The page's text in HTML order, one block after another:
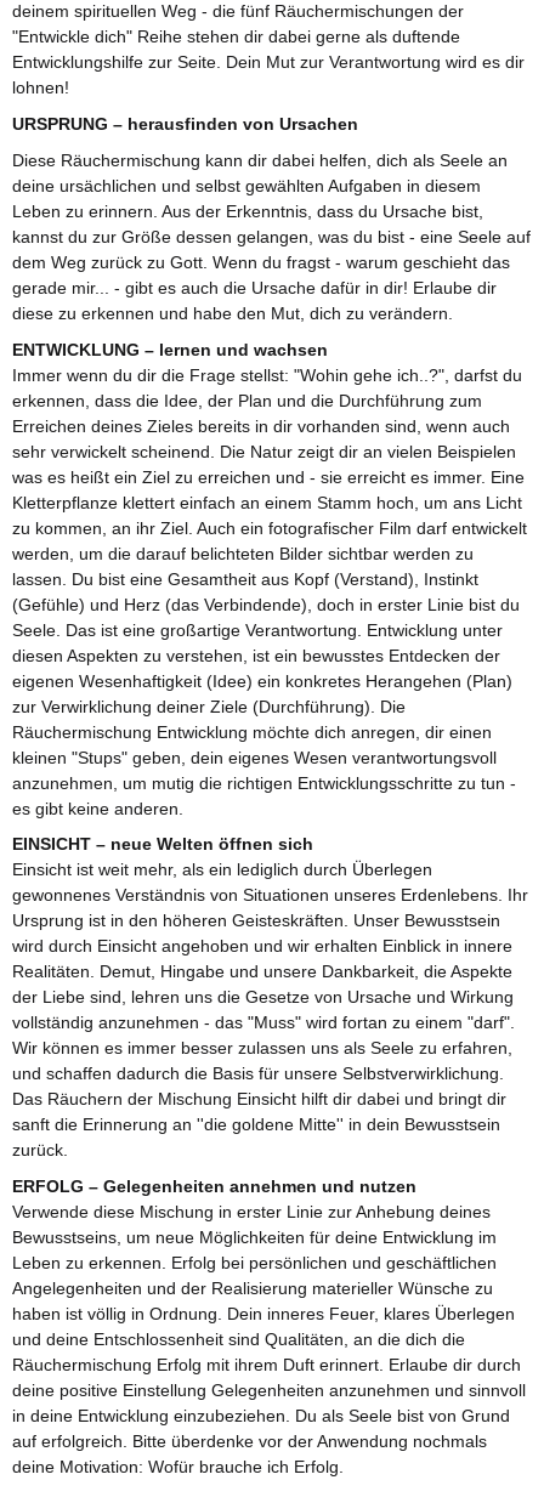
deinem spirituellen Weg - die fünf Räuchermischungen der
"Entwickle dich" Reihe stehen dir dabei gerne als duftende
Entwicklungshilfe zur Seite. Dein Mut zur Verantwortung wird es dir
lohnen!
URSPRUNG – herausfinden von Ursachen
Diese Räuchermischung kann dir dabei helfen, dich als Seele an
deine ursächlichen und selbst gewählten Aufgaben in diesem
Leben zu erinnern. Aus der Erkenntnis, dass du Ursache bist,
kannst du zur Größe dessen gelangen, was du bist - eine Seele auf
dem Weg zurück zu Gott. Wenn du fragst - warum geschieht das
gerade mir... - gibt es auch die Ursache dafür in dir! Erlaube dir
diese zu erkennen und habe den Mut, dich zu verändern.
ENTWICKLUNG – lernen und wachsen
Immer wenn du dir die Frage stellst: "Wohin gehe ich..?", darfst du
erkennen, dass die Idee, der Plan und die Durchführung zum
Erreichen deines Zieles bereits in dir vorhanden sind, wenn auch
sehr verwickelt scheinend. Die Natur zeigt dir an vielen Beispielen
was es heißt ein Ziel zu erreichen und - sie erreicht es immer. Eine
Kletterpflanze klettert einfach an einem Stamm hoch, um ans Licht
zu kommen, an ihr Ziel. Auch ein fotografischer Film darf entwickelt
werden, um die darauf belichteten Bilder sichtbar werden zu
lassen. Du bist eine Gesamtheit aus Kopf (Verstand), Instinkt
(Gefühle) und Herz (das Verbindende), doch in erster Linie bist du
Seele. Das ist eine großartige Verantwortung. Entwicklung unter
diesen Aspekten zu verstehen, ist ein bewusstes Entdecken der
eigenen Wesenhaftigkeit (Idee) ein konkretes Herangehen (Plan)
zur Verwirklichung deiner Ziele (Durchführung). Die
Räuchermischung Entwicklung möchte dich anregen, dir einen
kleinen "Stups" geben, dein eigenes Wesen verantwortungsvoll
anzunehmen, um mutig die richtigen Entwicklungsschritte zu tun -
es gibt keine anderen.
EINSICHT – neue Welten öffnen sich
Einsicht ist weit mehr, als ein lediglich durch Überlegen
gewonnenes Verständnis von Situationen unseres Erdenlebens. Ihr
Ursprung ist in den höheren Geisteskräften. Unser Bewusstsein
wird durch Einsicht angehoben und wir erhalten Einblick in innere
Realitäten. Demut, Hingabe und unsere Dankbarkeit, die Aspekte
der Liebe sind, lehren uns die Gesetze von Ursache und Wirkung
vollständig anzunehmen - das "Muss" wird fortan zu einem "darf".
Wir können es immer besser zulassen uns als Seele zu erfahren,
und schaffen dadurch die Basis für unsere Selbstverwirklichung.
Das Räuchern der Mischung Einsicht hilft dir dabei und bringt dir
sanft die Erinnerung an ''die goldene Mitte'' in dein Bewusstsein
zurück.
ERFOLG – Gelegenheiten annehmen und nutzen
Verwende diese Mischung in erster Linie zur Anhebung deines
Bewusstseins, um neue Möglichkeiten für deine Entwicklung im
Leben zu erkennen. Erfolg bei persönlichen und geschäftlichen
Angelegenheiten und der Realisierung materieller Wünsche zu
haben ist völlig in Ordnung. Dein inneres Feuer, klares Überlegen
und deine Entschlossenheit sind Qualitäten, an die dich die
Räuchermischung Erfolg mit ihrem Duft erinnert. Erlaube dir durch
deine positive Einstellung Gelegenheiten anzunehmen und sinnvoll
in deine Entwicklung einzubeziehen. Du als Seele bist von Grund
auf erfolgreich. Bitte überdenke vor der Anwendung nochmals
deine Motivation: Wofür brauche ich Erfolg.